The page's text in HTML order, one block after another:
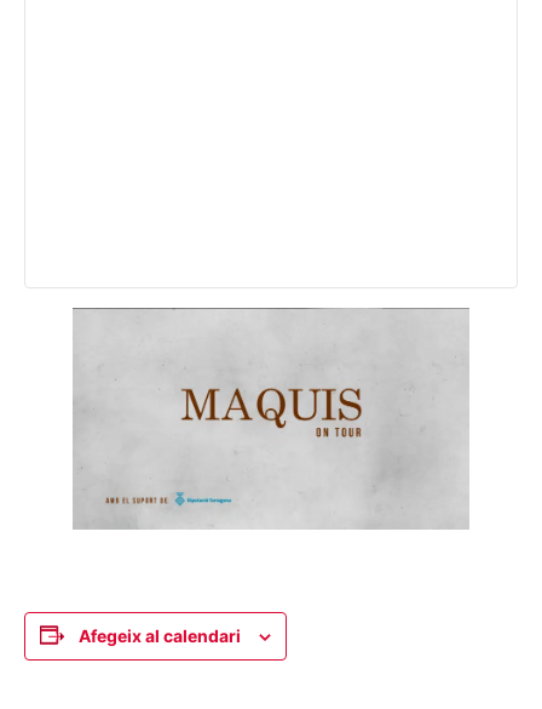
Afegeix al calendari